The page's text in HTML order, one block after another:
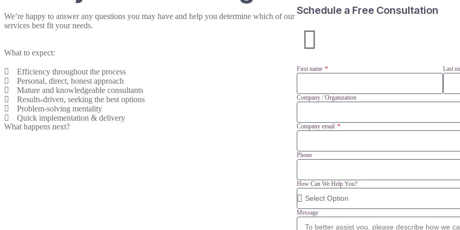
We’re happy to answer any questions you may have and help you determine which of our
services best fit your needs.
What to expect:
Efficiency throughout the process
Personal, direct, honest approach
Mature and knowledgeable consultants
Results-driven, seeking the best options
Problem-solving mentality
Quick implementation & delivery
What happens next?
Schedule a Free Consultation
First name Last
Company / Organization
Company email
Phone
How Can We Help You?
Message